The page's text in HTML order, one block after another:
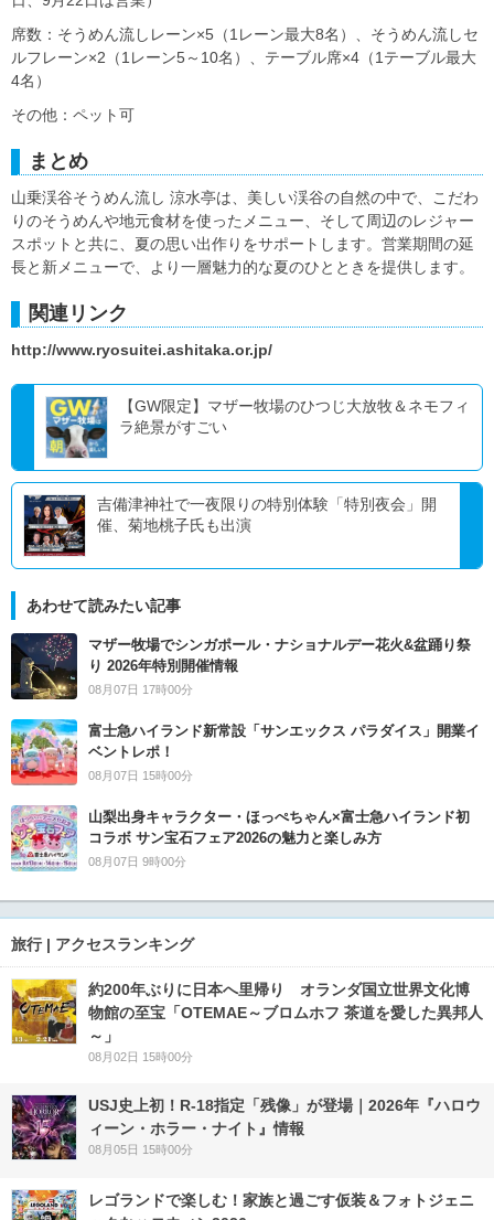
席数：そうめん流しレーン×5（1レーン最大8名）、そうめん流しセ
ルフレーン×2（1レーン5～10名）、テーブル席×4（1テーブル最大
4名）
その他：ペット可
まとめ
山乗渓谷そうめん流し 涼水亭は、美しい渓谷の自然の中で、こだわ
りのそうめんや地元食材を使ったメニュー、そして周辺のレジャー
スポットと共に、夏の思い出作りをサポートします。営業期間の延
長と新メニューで、より一層魅力的な夏のひとときを提供します。
関連リンク
http://www.ryosuitei.ashitaka.or.jp/
【GW限定】マザー牧場のひつじ大放牧＆ネモフィ
ラ絶景がすごい
吉備津神社で一夜限りの特別体験「特別夜会」開
催、菊地桃子氏も出演
あわせて読みたい記事
マザー牧場でシンガポール・ナショナルデー花火&盆踊り祭
り 2026年特別開催情報
08月07日 17時00分
富士急ハイランド新常設「サンエックス パラダイス」開業イ
ベントレポ！
08月07日 15時00分
山梨出身キャラクター・ほっぺちゃん×富士急ハイランド初
コラボ サン宝石フェア2026の魅力と楽しみ方
08月07日 9時00分
旅行 | アクセスランキング
約200年ぶりに日本へ里帰り オランダ国立世界文化博
物館の至宝「OTEMAE～ブロムホフ 茶道を愛した異邦人
～」
08月02日 15時00分
USJ史上初！R-18指定「残像」が登場｜2026年『ハロウ
ィーン・ホラー・ナイト』情報
08月05日 15時00分
レゴランドで楽しむ！家族と過ごす仮装＆フォトジェニ